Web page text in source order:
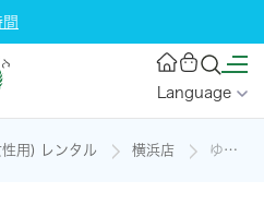
Language
用) レンタル 横浜店 ゆかた(綿絽・たて枠に柚)の着物レンタル